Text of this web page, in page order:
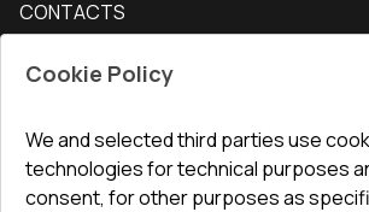
Interior doors
How to measure windows
For companies, cooperation
Conditions for returning goods
Guarantee
CONTACTS
undefined(undefined)
info@toptechnik.com.pl
Cookie Policy
We and selected third parties use
technologies for technical purposes
consent, for other purposes as